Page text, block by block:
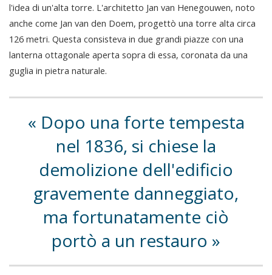
l'idea di un'alta torre. L'architetto Jan van Henegouwen, noto
anche come Jan van den Doem, progettò una torre alta circa
126 metri. Questa consisteva in due grandi piazze con una
lanterna ottagonale aperta sopra di essa, coronata da una
guglia in pietra naturale.
Dopo una forte tempesta
nel 1836, si chiese la
demolizione dell'edificio
gravemente danneggiato,
ma fortunatamente ciò
portò a un restauro